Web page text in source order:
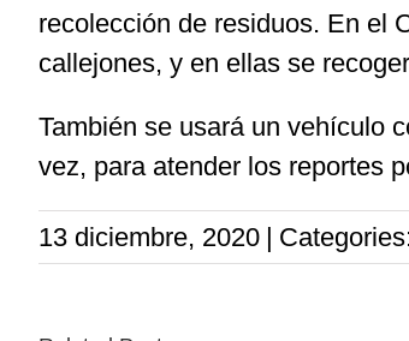
recolección de residuos. En el
callejones, y en ellas se
También se usará un vehículo
vez, para atender los reportes
13 diciembre, 2020 |